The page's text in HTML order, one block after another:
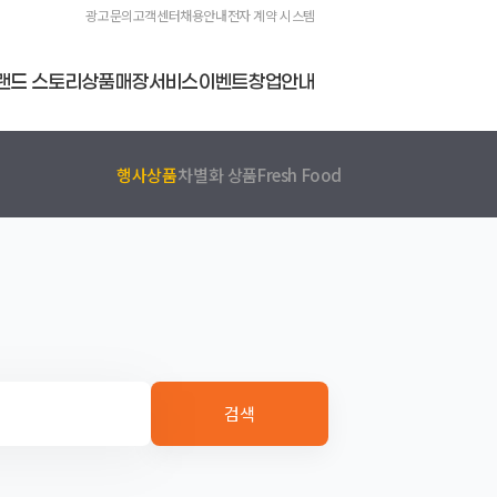
광고문의고객센터채용안내전자 계약 시스템
드 스토리상품매장서비스이벤트창업안내
행사상품차별화 상품Fresh Food
검색